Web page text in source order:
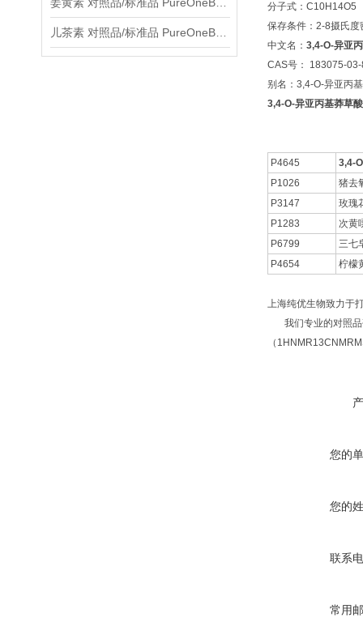
分子式：C10H14O5
保存条件：2-8摄氏度
中文名： 3,4-O-异亚
CAS号： 183075-
别名：3,4-O-异亚丙
3,4-O-异亚丙基莽草
P4645
3,4-
P1026
猪去
P3147
玫瑰
P1283
次黄
P6799
三七
P4654
柠檬
上海纯优生物致力于
我们专业的对照品
（
您的
您的
联系
常用